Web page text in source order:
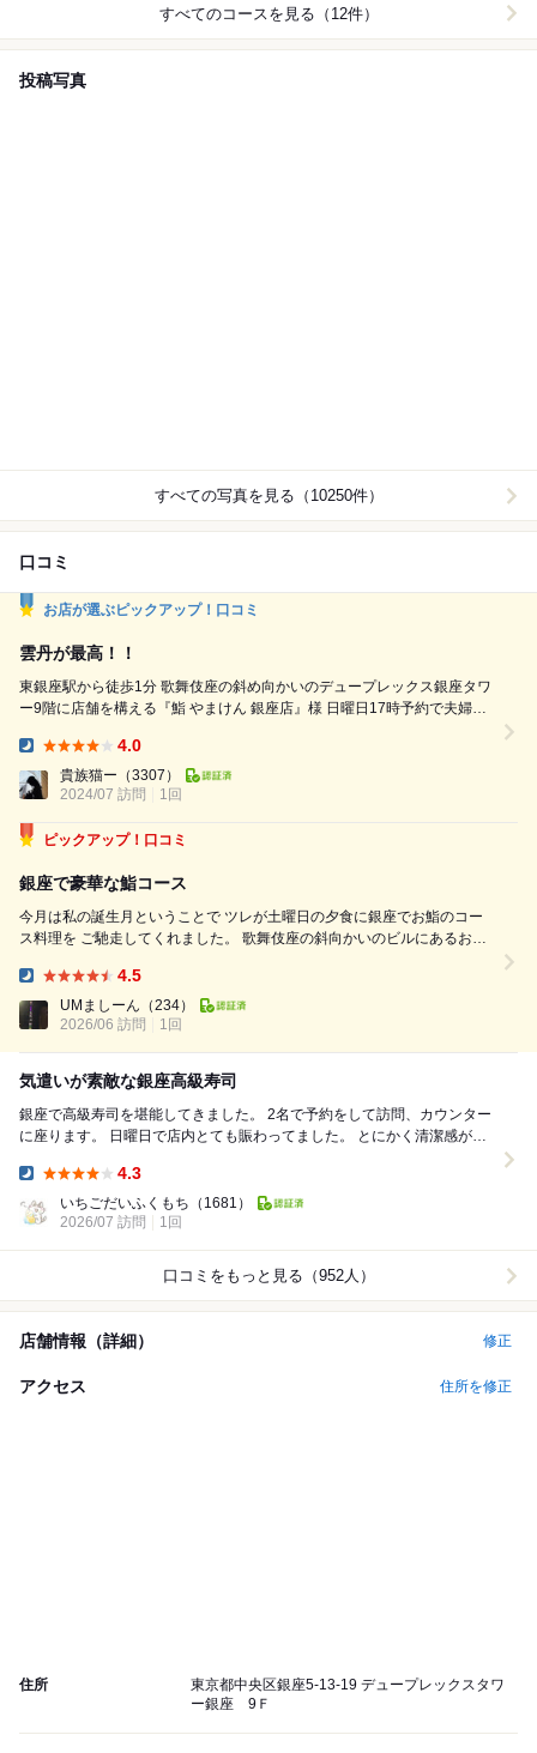
すべてのコースを見る（12件）
投稿写真
すべての写真を見る（10250件）
口コミ
お店が選ぶピックアップ！口コミ
雲丹が最高！！
東銀座駅から徒歩1分 歌舞伎座の斜め向かいのデュープレックス銀座タワ
ー9階に店舗を構える『鮨 やまけん 銀座店』様 日曜日17時予約で夫婦で
まいましたが既に先客もいらっしゃりすぐに席に案内して戴けました 銀
座の景色を眺めるテーブル席と職人の技を眺めるカウンター席があります
が花より団子派の私達は言わずもがなカウンタ...
4.0
貴族猫ー （3307）
2024/07 訪問
1回
ピックアップ！口コミ
銀座で豪華な鮨コース
今月は私の誕生月ということで ツレが土曜日の夕食に銀座でお鮨のコー
ス料理を ご馳走してくれました。 歌舞伎座の斜向かいのビルにあるお店
人さんが握る様子を眺めながら舌鼓。 飲み放題付きのお任せコース1万7
千円。 ...
4.5
UMましーん （234）
2026/06 訪問
1回
気遣いが素敵な銀座高級寿司
銀座で高級寿司を堪能してきました。 2名で予約をして訪問、カウンター
に座ります。 日曜日で店内とても賑わってました。 とにかく清潔感があ
4.3
いちごだいふくもち （1681）
2026/07 訪問
1回
口コミをもっと見る（952人）
店舗情報（詳細） 修正
アクセス 住所を修正
住所
東京都中央区銀座5-13-19 デュープレックスタワ
ー銀座 9Ｆ